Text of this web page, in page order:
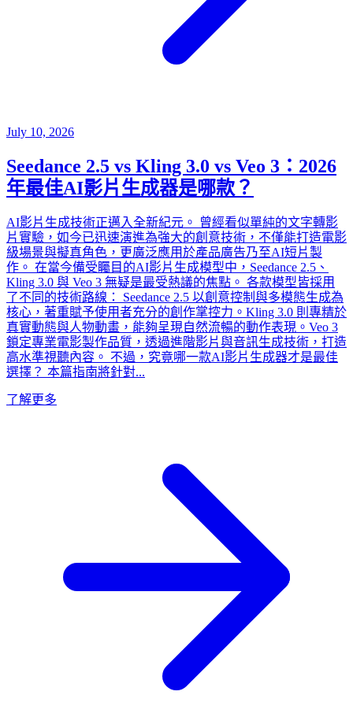
July 10, 2026
Seedance 2.5 vs Kling 3.0 vs Veo 3：2026
年最佳AI影片生成器是哪款？
AI影片生成技術正邁入全新紀元。 曾經看似單純的文字轉影
片實驗，如今已迅速演進為強大的創意技術，不僅能打造電影
級場景與擬真角色，更廣泛應用於產品廣告乃至AI短片製
作。 在當今備受矚目的AI影片生成模型中，Seedance 2.5、
Kling 3.0 與 Veo 3 無疑是最受熱議的焦點。 各款模型皆採用
了不同的技術路線： Seedance 2.5 以創意控制與多模態生成為
核心，著重賦予使用者充分的創作掌控力。Kling 3.0 則專精於
真實動態與人物動畫，能夠呈現自然流暢的動作表現。Veo 3
鎖定專業電影製作品質，透過進階影片與音訊生成技術，打造
高水準視聽內容。 不過，究竟哪一款AI影片生成器才是最佳
選擇？ 本篇指南將針對...
了解更多